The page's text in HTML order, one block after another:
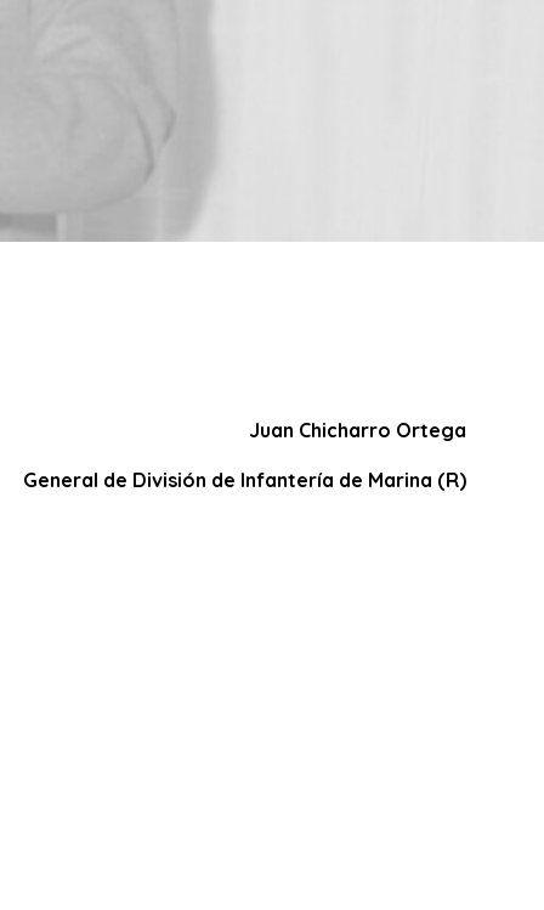
Juan Chicharro Ortega
General de División de Infantería de Marina (R)